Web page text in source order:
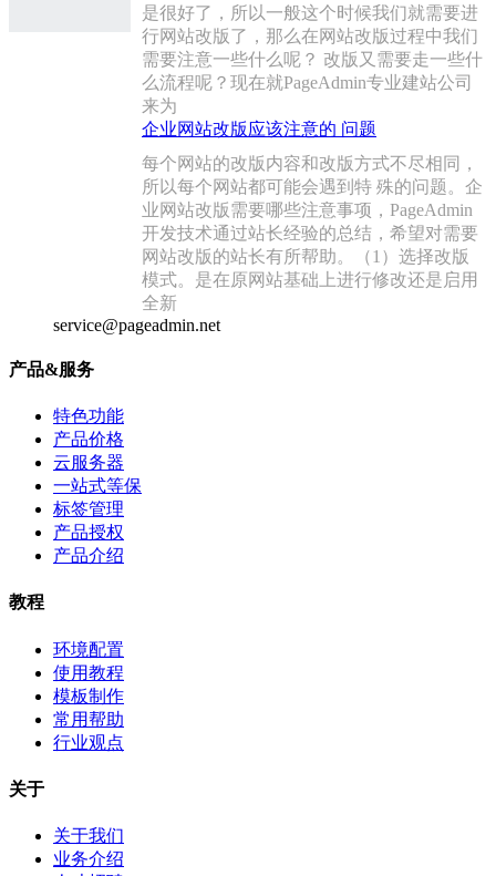
是很好了，所以一般这个时候我们就需要进
行网站改版了，那么在网站改版过程中我们
需要注意一些什么呢？ 改版又需要走一些什
么流程呢？现在就PageAdmin专业建站公司
来为
企业网站改版应该注意的 问题
每个网站的改版内容和改版方式不尽相同，
所以每个网站都可能会遇到特 殊的问题。企
业网站改版需要哪些注意事项，PageAdmin
开发技术通过站长经验的总结，希望对需要
网站改版的站长有所帮助。（1）选择改版
模式。是在原网站基础上进行修改还是启用
全新
service@pageadmin.net
产品&服务
特色功能
产品价格
云服务器
一站式等保
标签管理
产品授权
产品介绍
教程
环境配置
使用教程
模板制作
常用帮助
行业观点
关于
关于我们
业务介绍